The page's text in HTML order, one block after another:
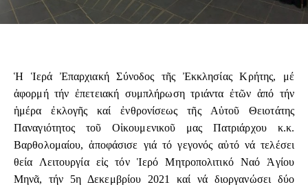
Ἡ Ἱερά Ἐπαρχιακή Σύνοδος τῆς Ἐκκλησίας Κρήτης, μέ
ἀφορμή τήν ἐπετειακή συμπλήρωση τριάντα ἐτῶν ἀπό τήν
ἡμέρα ἐκλογῆς καί ἐνθρονίσεως τῆς Αὐτοῦ Θειοτάτης
Παναγιότητος τοῦ Οἰκουμενικοῦ μας Πατριάρχου κ.κ.
Βαρθολομαίου, ἀποφάσισε γιά τό γεγονός αὐτό νά τελέσει
θεία Λειτουργία εἰς τόν Ἱερό Μητροπολιτικό Ναό Ἁγίου
Μηνᾶ, τήν 5η Δεκεμβρίου 2021 καί νά διοργανώσει δύο